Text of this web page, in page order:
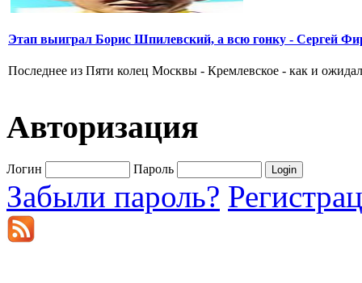
Этап выиграл Борис Шпилевский, а всю гонку - Сергей
Последнее из Пяти колец Москвы - Кремлевское - как и
Авторизация
Логин Пароль
Забыли пароль?